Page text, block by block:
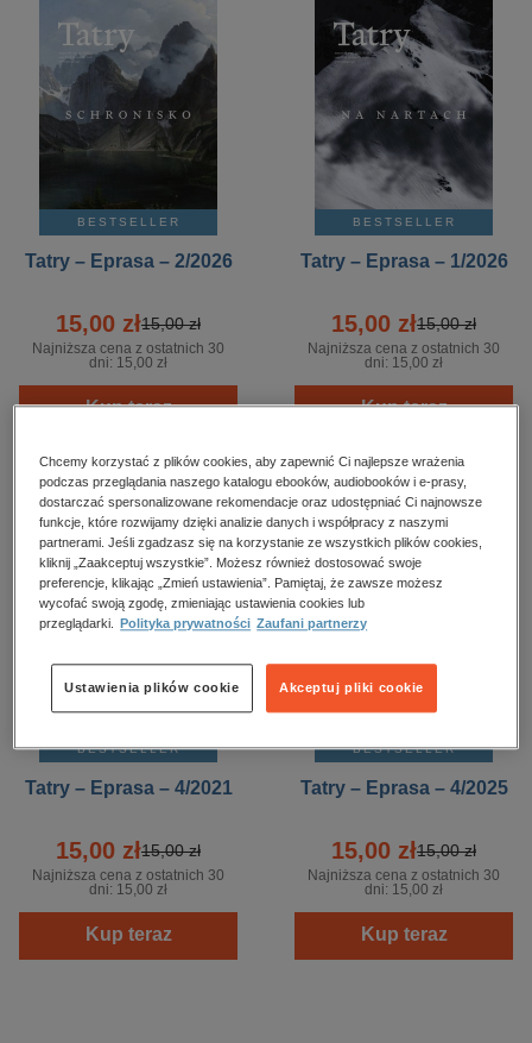
polityka, społeczno-informacyjne
psychologiczne
inne
popularno-naukowe
zdrowie
religie
BESTSELLER
Tatry – Eprasa – 2/2026
15,00 zł15,00 zł
Najniższa cena z ostatnich 30
dni: 15,00 zł
Kup teraz
BESTSELLER
Tatry – Eprasa – 1/2026
15,00 zł15,00 zł
Najniższa cena z ostatnich 30
dni: 15,00 zł
Kup teraz
BESTSELLER
Tatry – Eprasa – 4/2021
15,00 zł15,00 zł
Najniższa cena z ostatnich 30
dni: 15,00 zł
Kup teraz
BESTSELLER
Tatry – Eprasa – 4/2025
15,00 zł15,00 zł
Najniższa cena z ostatnich 30
dni: 15,00 zł
Kup teraz
Chcemy korzystać z plików cookies, aby zapewnić Ci najlepsze wrażenia
podczas przeglądania naszego katalogu ebooków, audiobooków i e-prasy,
dostarczać spersonalizowane rekomendacje oraz udostępniać Ci najnowsze
funkcje, które rozwijamy dzięki analizie danych i współpracy z naszymi
partnerami. Jeśli zgadzasz się na korzystanie ze wszystkich plików cookies,
kliknij „Zaakceptuj wszystkie”. Możesz również dostosować swoje
preferencje, klikając „Zmień ustawienia”. Pamiętaj, że zawsze możesz
wycofać swoją zgodę, zmieniając ustawienia cookies lub
przeglądarki.
Polityka prywatności Zaufani partnerzy
Akceptuj pliki cookie
Ustawienia plików cookie